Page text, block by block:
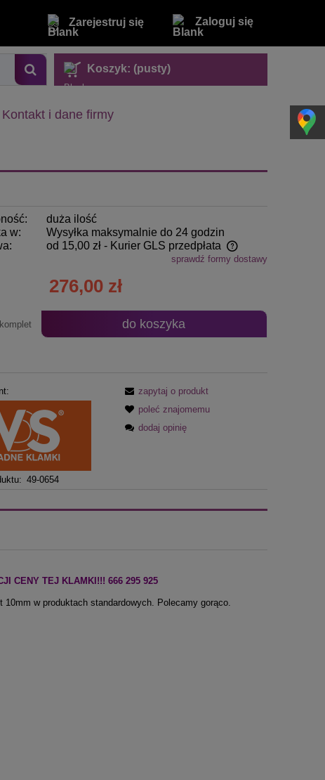
Zarejestruj się Zaloguj się
Koszyk: (pusty)
Kontakt i dane firmy
duża ilość
w:
Wysyłka maksymalnie do 24 godzin
od 15,00 zł - Kurier GLS przedpłata
Cena nie zawiera ewentualnych kosztów
płatności
sprawdź formy dostawy
276,00 zł
komplet do koszyka
49-0654
zapytaj o produkt
poleć znajomemu
dodaj opinię
CENY TEJ KLAMKI!!! 666 295 925
w produktach standardowych. Polecamy gorąco.